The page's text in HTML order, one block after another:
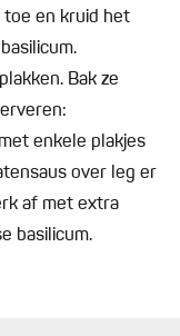
toe en kruid het
Bak ze
enkele plakjes
over leg er
af met extra
basilicum.